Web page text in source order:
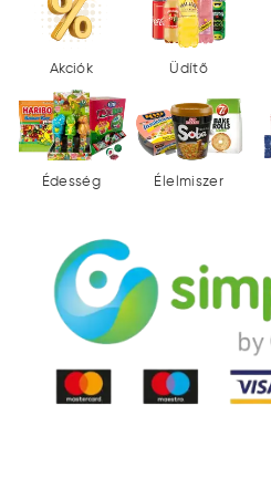
Akciók Üdítő
Édesség Élelmiszer